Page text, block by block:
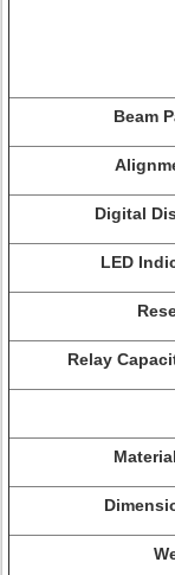
Beam
Digital
LED
Relay